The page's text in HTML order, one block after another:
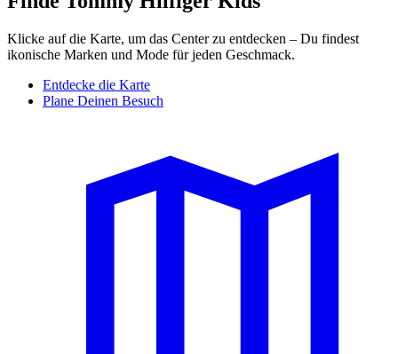
Klicke auf die Karte, um das Center zu entdecken – Du findest
ikonische Marken und Mode für jeden Geschmack.
Entdecke die Karte
Plane Deinen Besuch